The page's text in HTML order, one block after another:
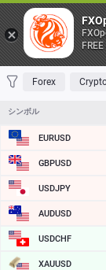
FAVORITES
Forex
シンボル
EURUSD
GBPUSD
USDJPY
AUDUSD
USDCHF
XAUUSD